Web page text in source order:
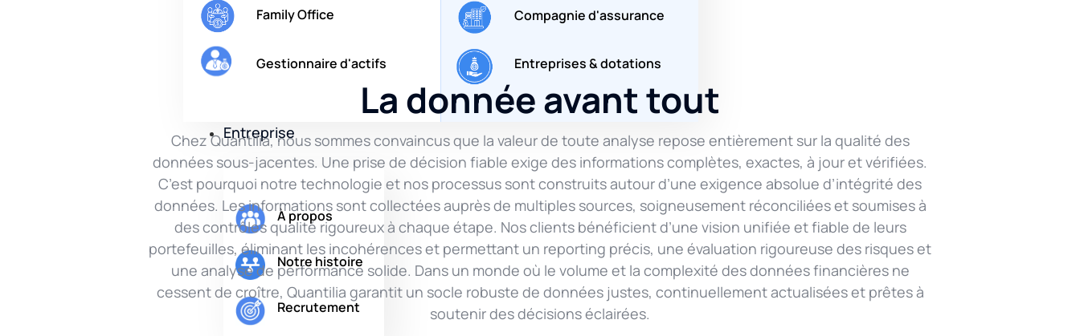
Family Office
Gestionnaire d'actifs
Compagnie d'assurance
Entreprises & dotations
Entreprise
À propos
Notre histoire
Recrutement
La donnée avant tout
Chez Quantilia, nous sommes convaincus que la valeur de toute analyse repose entièrement sur la qualité des
données sous-jacentes. Une prise de décision fiable exige des informations complètes, exactes, à jour et vérifiées.
C’est pourquoi notre technologie et nos processus sont construits autour d’une exigence absolue d’intégrité des
données. Les informations sont collectées auprès de multiples sources, soigneusement réconciliées et soumises à
des contrôles qualité rigoureux à chaque étape. Nos clients bénéficient d’une vision unifiée et fiable de leurs
portefeuilles, éliminant les incohérences et permettant un reporting précis, une évaluation rigoureuse des risques et
une analyse de performance solide. Dans un monde où le volume et la complexité des données financières ne
cessent de croître, Quantilia garantit un socle robuste de données justes, continuellement actualisées et prêtes à
soutenir des décisions éclairées.